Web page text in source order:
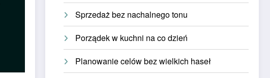
Sprzedaż bez nachalnego tonu
Porządek w kuchni na co dzień
Planowanie celów bez wielkich haseł